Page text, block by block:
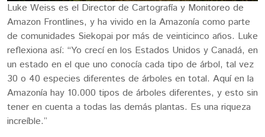
Luke Weiss es el Director de Cartografía y Monitoreo de
Amazon Frontlines, y ha vivido en la Amazonía como parte
de comunidades Siekopai por más de veinticinco años. Luke
reflexiona así: “Yo crecí en los Estados Unidos y Canadá, en
un estado en el que uno conocía cada tipo de árbol, tal vez
30 o 40 especies diferentes de árboles en total. Aquí en la
Amazonía hay 10.000 tipos de árboles diferentes, y esto sin
tener en cuenta a todas las demás plantas. Es una riqueza
increíble.”